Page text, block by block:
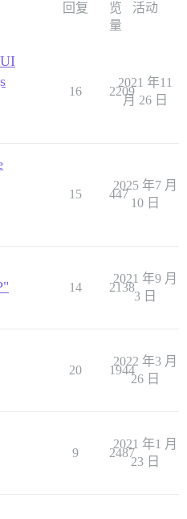
回复
览
量
活动
16 2209
2021 年11
月 26 日
15 447
2025 年7 月
10 日
14 2138
2021 年9 月
3 日
20 1944
2022 年3 月
26 日
9 2487
2021 年1 月
23 日